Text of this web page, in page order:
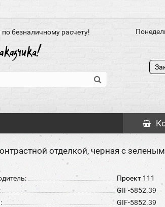
безналичному расчету!
отделкой, черная с зеленым
Проект 111
GIF-5852.39
GIF-5852.39